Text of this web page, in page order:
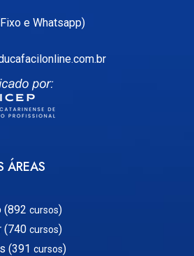
e Whatsapp)
ÁREAS
(892 cursos)
(740 cursos)
(391 cursos)